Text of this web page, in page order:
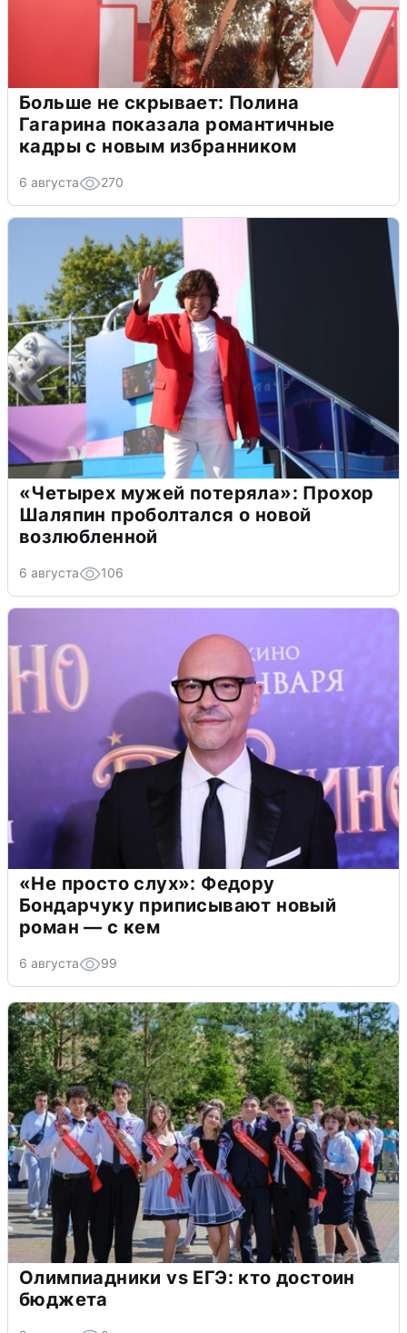
Больше не скрывает: Полина
Гагарина показала романтичные
кадры с новым избранником
6 августа 270
«Четырех мужей потеряла»: Прохор
Шаляпин проболтался о новой
возлюбленной
6 августа 106
«Не просто слух»: Федору
Бондарчуку приписывают новый
роман — с кем
6 августа 99
Олимпиадники vs ЕГЭ: кто достоин
бюджета